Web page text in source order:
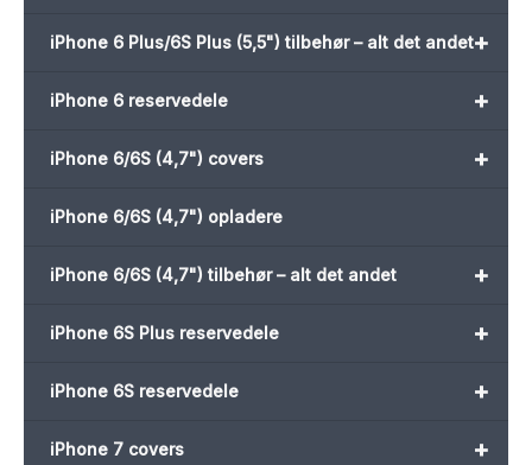
+
iPhone 6 Plus/6S Plus (5,5") tilbehør – alt det andet
+
iPhone 6 reservedele
+
iPhone 6/6S (4,7") covers
iPhone 6/6S (4,7") opladere
+
iPhone 6/6S (4,7") tilbehør – alt det andet
+
iPhone 6S Plus reservedele
+
iPhone 6S reservedele
+
iPhone 7 covers